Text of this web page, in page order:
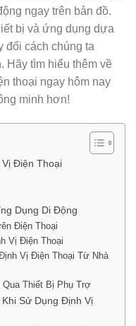
ngay trên bản đồ.
bị và ứng dụng dựa
đổi cách chúng ta
Hãy tìm hiểu thêm về
thoại ngay hôm nay
minh hơn!
Điện Thoại
Dụng Di Động
Điện Thoại
Vị Điện Thoại
Vị Điện Thoại Từ Nhà
Thiết Bị Phụ Trợ
Sử Dụng Định Vị